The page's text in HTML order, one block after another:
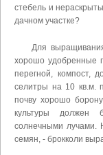
стебель и
дачном участке?
Для
хорошо удобренные
перегной, компост,
селитры на 10 кв.м.
почву хорошо
культуры должен
солнечными лучами.
семян, - брокколи